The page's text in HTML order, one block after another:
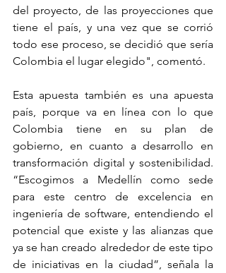
del proyecto, de las proyecciones que
tiene el país, y una vez que se corrió
todo ese proceso, se decidió que sería
Colombia el lugar elegido", comentó.
Esta apuesta también es una apuesta
país, porque va en línea con lo que
Colombia tiene en su plan de
gobierno, en cuanto a desarrollo en
transformación digital y sostenibilidad.
“Escogimos a Medellín como sede
para este centro de excelencia en
ingeniería de software, entendiendo el
potencial que existe y las alianzas que
ya se han creado alrededor de este tipo
de iniciativas en la ciudad”, señala la